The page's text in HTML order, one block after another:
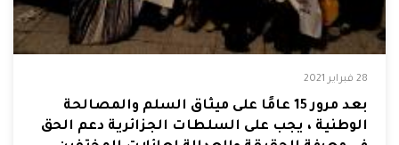
28 فبراير 2021
بعد مرور 15 عامًا على ميثاق السلم والمصالحة
الوطنية ، يجب على السلطات الجزائرية دعم الحق